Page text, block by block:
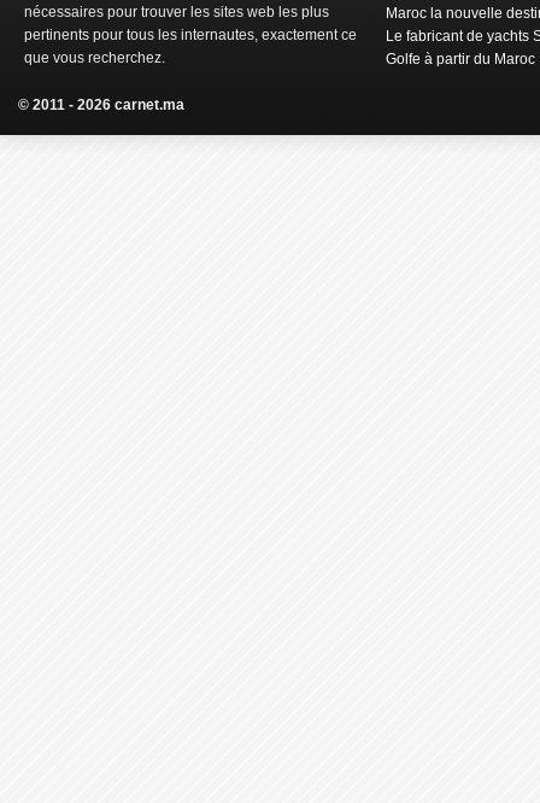
nécessaires pour trouver les sites web les plus
pertinents pour tous les internautes, exactement ce
que vous recherchez.
Maroc la nouvelle
Le fabricant de yachts
Golfe à partir du Maroc
© 2011 - 2026 carnet.ma